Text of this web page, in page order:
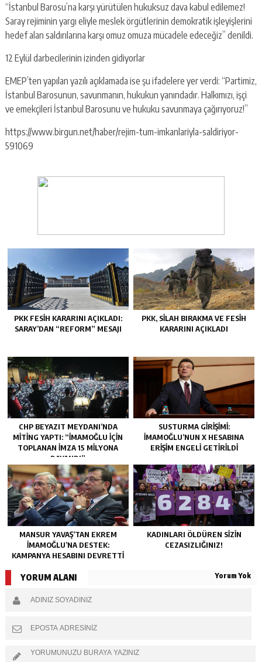
“İstanbul Barosu’na karşı yürütülen hukuksuz dava kabul edilemez!
Saray rejiminin yargı eliyle meslek örgütlerinin demokratik işleyişlerini
hedef alan saldırılarına karşı omuz omuza mücadele edeceğiz” denildi.
12 Eylül darbecilerinin izinden gidiyorlar
EMEP’ten yapılan yazılı açıklamada ise şu ifadelere yer verdi: “Partimiz,
İstanbul Barosunun, savunmanın, hukukun yanındadır. Halkımızı, işçi
ve emekçileri İstanbul Barosunu ve hukuku savunmaya çağırıyoruz!”
https://www.birgun.net/haber/rejim-tum-imkanlariyla-saldiriyor-
591069
PKK FESIH KARARINI AÇIKLADI:
SARAY’DAN “REFORM” MESAJI
PKK, SILAH BIRAKMA VE FESIH
KARARINI AÇIKLADI
CHP BEYAZIT MEYDANI’NDA
MITING YAPTI: “İMAMOĞLU IÇIN
TOPLANAN IMZA 15 MILYONA
DAYANDI”
SUSTURMA GIRIŞIMI:
İMAMOĞLU’NUN X HESABINA
ERIŞIM ENGELI GETIRILDI
MANSUR YAVAŞ’TAN EKREM
İMAMOĞLU’NA DESTEK:
KAMPANYA HESABINI DEVRETTI
KADINLARI ÖLDÜREN SIZIN
CEZASIZLIĞINIZ!
YORUM ALANI Yorum Yok